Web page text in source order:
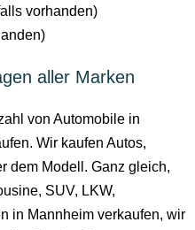
vorhanden)
aller Marken
von Automobile in
Wir kaufen Autos,
dem Modell. Ganz gleich,
SUV, LKW,
in Mannheim verkaufen, wir